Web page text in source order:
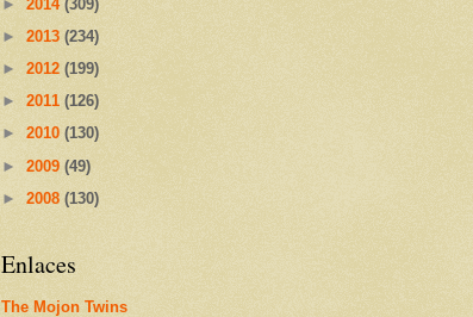
► 2014 (309)
► 2013 (234)
► 2012 (199)
► 2011 (126)
► 2010 (130)
► 2009 (49)
► 2008 (130)
Enlaces
The Mojon Twins